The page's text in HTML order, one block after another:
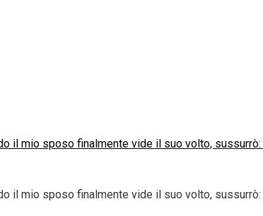
il mio sposo finalmente vide il suo volto, sussurrò:
il mio sposo finalmente vide il suo volto,